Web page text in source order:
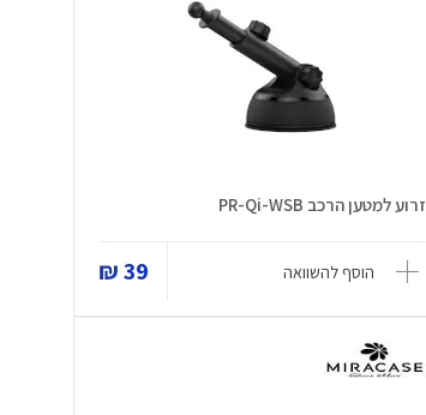
זרוע למטען הרכב PR-Qi-WSB
הוסף להשוואה 39 ₪